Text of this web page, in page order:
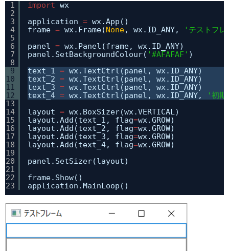
1
2
3
4
5
6
7
8
9
10
11
12
13
14
15
16
17
18
19
20
21
22
23
import wx
application = wx.App()
frame = wx.Frame(None, wx.ID_ANY,
'テストフ
panel = wx.Panel(frame, wx.ID_ANY)
panel.SetBackgroundColour( '#AFAFAF' )
text_1 = wx.TextCtrl(panel, wx.ID_ANY)
text_2 = wx.TextCtrl(panel, wx.ID_ANY)
text_3 = wx.TextCtrl(panel, wx.ID_ANY)
text_4 = wx.TextCtrl(panel, wx.ID_ANY,
'初
layout = wx.BoxSizer(wx.VERTICAL)
layout.Add(text_1, flag=wx.GROW)
layout.Add(text_2, flag=wx.GROW)
layout.Add(text_3, flag=wx.GROW)
layout.Add(text_4, flag=wx.GROW)
panel.SetSizer(layout)
frame.Show()
application.MainLoop()